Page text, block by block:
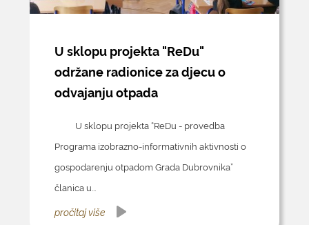
U sklopu projekta "ReDu"
održane radionice za djecu o
odvajanju otpada
U sklopu projekta “ReDu - provedba
Programa izobrazno-informativnih aktivnosti o
gospodarenju otpadom Grada Dubrovnika”
članica u...
pročitaj više